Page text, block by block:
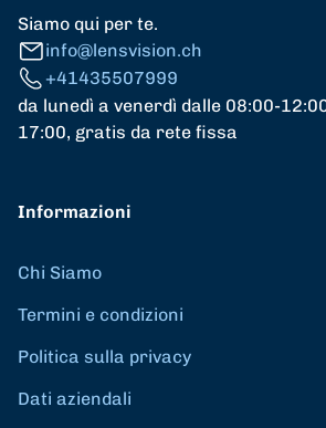
Siamo qui per te.
info@lensvision.ch
+41435507999
da lunedì a venerdì dalle 08:00-
17:00, gratis da rete fissa
Informazioni
Chi Siamo
Termini e condizioni
Politica sulla privacy
Dati aziendali